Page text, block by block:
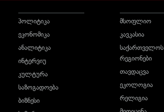
პოლიტიკა
ეკონომიკა
ანალიტიკა
ინტერვიუ
კულტურა
საზოგადოება
ბიზნესი
მსოფლიო
კავკასია
საქართველოს
რეგიონები
თავდაცვა
ეკოლოგია
რელიგია